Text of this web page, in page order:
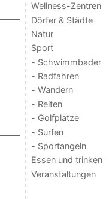
Wellness-Zentren
Dörfer & Städte
Natur
Sport
- Schwimmbader
- Radfahren
- Wandern
- Reiten
- Golfplatze
- Surfen
- Sportangeln
Essen und trinken
Veranstaltungen